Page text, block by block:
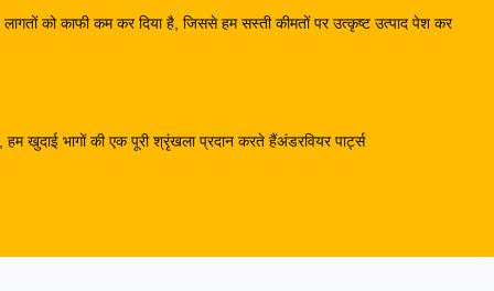
लागतों को काफी कम कर दिया है, जिससे हम सस्ती कीमतों पर उत्कृष्ट उत्पाद पेश कर
खुदाई भागों की एक पूरी श्रृंखला प्रदान करते हैंअंडरवियर पार्ट्स